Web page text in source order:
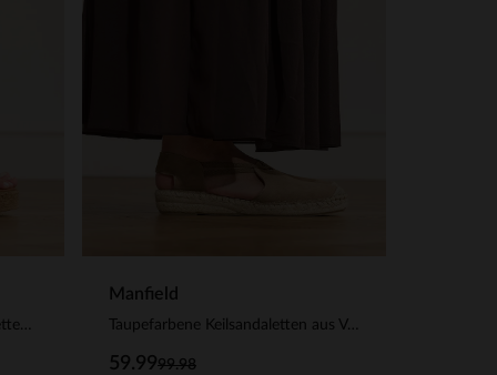
Manfield
Taupefarbene Keilsandaletten aus Veloursleder
99.98
59.99